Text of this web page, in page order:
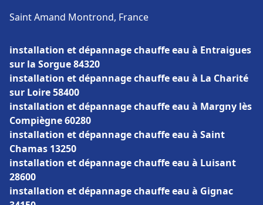
Saint Amand Montrond, France
installation et dépannage chauffe eau à Entraigues
sur la Sorgue 84320
installation et dépannage chauffe eau à La Charité
sur Loire 58400
installation et dépannage chauffe eau à Margny lès
Compiègne 60280
installation et dépannage chauffe eau à Saint
Chamas 13250
installation et dépannage chauffe eau à Luisant
28600
installation et dépannage chauffe eau à Gignac